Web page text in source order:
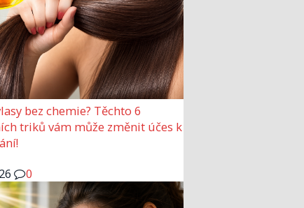
bez chemie? Těchto 6
triků vám může změnit účes k
0